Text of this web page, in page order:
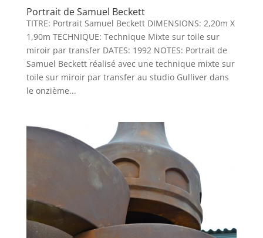
Portrait de Samuel Beckett
TITRE: Portrait Samuel Beckett DIMENSIONS: 2,20m X
1,90m TECHNIQUE: Technique Mixte sur toile sur
miroir par transfer DATES: 1992 NOTES: Portrait de
Samuel Beckett réalisé avec une technique mixte sur
toile sur miroir par transfer au studio Gulliver dans
le onzième...